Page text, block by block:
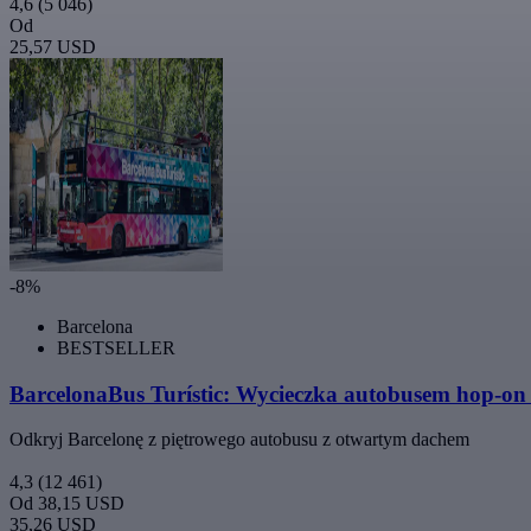
Od
25,57 USD
-8%
Barcelona
BESTSELLER
BarcelonaBus Turístic: Wycieczka autobusem hop-
Odkryj Barcelonę z piętrowego autobusu z otwartym dachem
4,3 (12 461)
Od 38,15 USD
35,26 USD